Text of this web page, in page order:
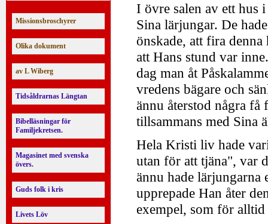
Missionsbroschyrer
Olika dokument
av L Wiberg
Tidsåldrarnas Längtan
Bibelläsningar för
Familjekretsen.
Magasinet med svenska
övers.
Guds folk i kris
Livets Löv
I övre salen av ett hus
Sina lärjungar. De
önskade, att fira
att Hans stund var
dag man åt
vredens bägare och
ännu återstod några
tillsammans med Sina
Hela Kristi liv hade
utan för att tjäna", var
ännu hade lärjungarna
upprepade Han åter
exempel, som för